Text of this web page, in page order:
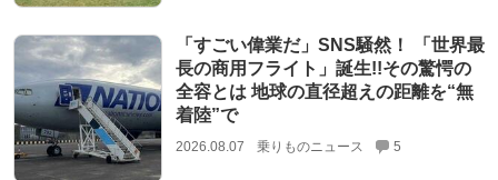
「すごい偉業だ」SNS騒然！ 「世界最
長の商用フライト」誕生!!その驚愕の
全容とは 地球の直径超えの距離を“無
着陸”で
2026.08.07 乗りものニュース 5